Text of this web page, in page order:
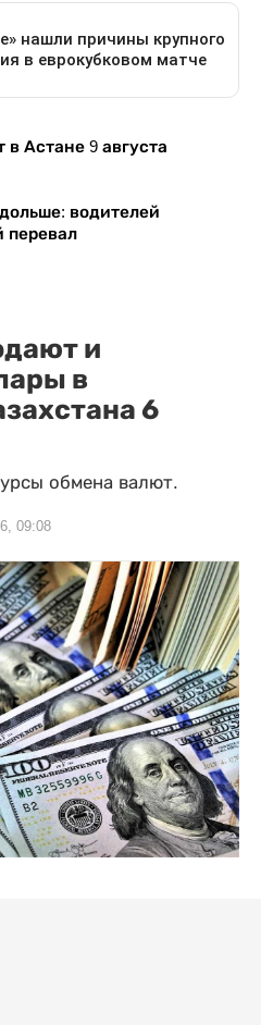
Астане 9 августа
водителей
перевал
и
в
6
обмена валют.
09:08